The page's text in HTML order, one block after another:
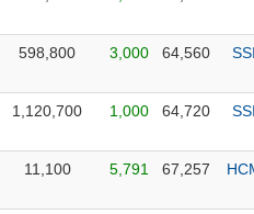
598,800 3,000 64,560
1,120,700 1,000 64,720
11,100 5,791 67,257